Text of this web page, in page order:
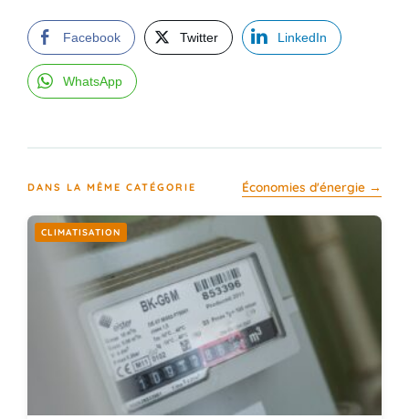
Facebook Twitter LinkedIn
WhatsApp
DANS LA MÊME CATÉGORIE Économies d'énergie →
CLIMATISATION